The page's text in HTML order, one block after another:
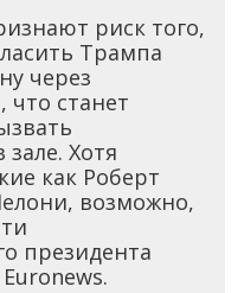
риск того,
Трампа
через
что станет
Хотя
как Роберт
возможно,
президента